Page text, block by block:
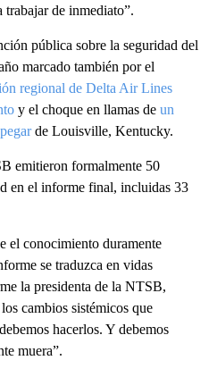
trabajar de inmediato”.
pública sobre la seguridad del
marcado también por el
regional de Delta Air Lines
y el choque en llamas de un
de Louisville, Kentucky.
emitieron formalmente 50
en el informe final, incluidas 33
el conocimiento duramente
se traduzca en vidas
la presidenta de la NTSB,
cambios sistémicos que
hacerlos. Y debemos
muera”.